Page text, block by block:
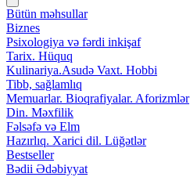
Bütün məhsullar
Biznes
Psixologiya və fərdi inkişaf
Tarix. Hüquq
Kulinariya.Asudə Vaxt. Hobbi
Tibb, sağlamlıq
Memuarlar. Bioqrafiyalar. Aforizmlər
Din. Məxfilik
Fəlsəfə və Elm
Hazırlıq. Xarici dil. Lüğətlər
Bestseller
Bədii Ədəbiyyat